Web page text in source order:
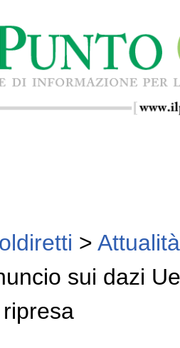
> Attualità
sui dazi